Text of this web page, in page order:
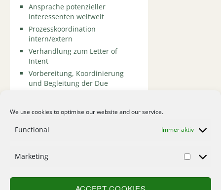
We use cookies to optimise our website and our service.
Functional Immer aktiv
Marketing
Ansprache potenzieller
Interessenten weltweit
Prozesskoordination
intern/extern
Verhandlung zum Letter of
Intent
Vorbereitung, Koordinierung
und Begleitung der Due
Vertragsverhandlungen